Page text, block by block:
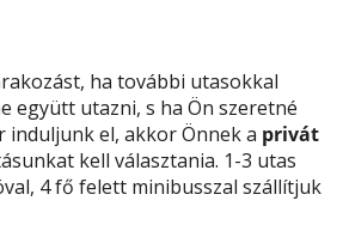
ha további utasokkal
együtt utazni, s ha Ön szeretné
induljunk el, akkor Önnek a privát
kell választania. 1-3 utas
4 fő felett minibusszal szállítjuk